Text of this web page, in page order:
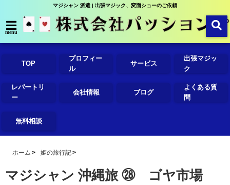
マジシャン 派遣 | 出張マジック、変面ショーのご依頼
menu
TOP
プロフィー
ル
サービス
出張マジッ
ク
レパートリ
ー
会社情報 ブログ
よくある質
問
無料相談
ホーム 姫の旅行記
マジシャン 沖縄旅 ㉘ ゴヤ市場